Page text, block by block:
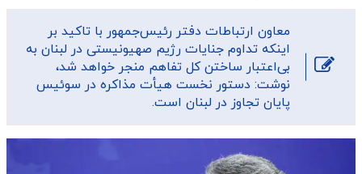
معاون ارتباطات دفتر رئیس‌جمهور با تاکید بر
اینکه تداوم جنایات رژیم صهیونیستی در لبنان به
بی‌اعتبار ساختن کل تفاهم منجر خواهد شد،
نوشت: دستور نخست هیأت مذاکره در سوئیس
پایان تجاوز در لبنان است.